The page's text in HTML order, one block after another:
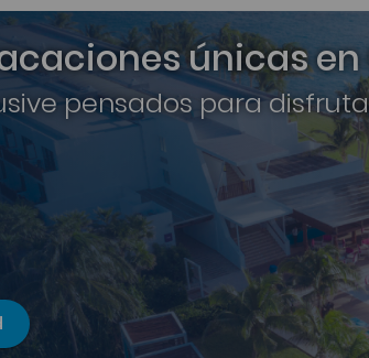
únicas en
pensados para